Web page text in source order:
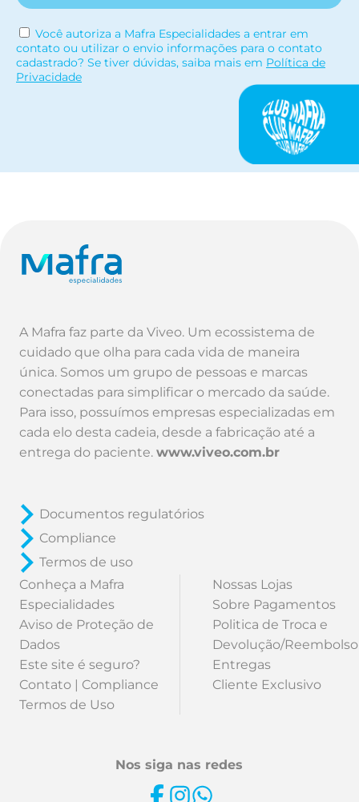
Você autoriza a Mafra Especialidades a entrar em
contato ou utilizar o envio informações para o contato
cadastrado? Se tiver dúvidas, saiba mais em Política de
Privacidade
A Mafra faz parte da Viveo. Um ecossistema de
cuidado que olha para cada vida de maneira
única. Somos um grupo de pessoas e marcas
conectadas para simplificar o mercado da saúde.
Para isso, possuímos empresas especializadas em
cada elo desta cadeia, desde a fabricação até a
entrega do paciente.www.viveo.com.br
Documentos regulatórios
Compliance
Termos de uso
Conheça a Mafra
Especialidades
Aviso de Proteção de
Dados
Este site é seguro?
Contato | Compliance
Termos de Uso
Nossas Lojas
Sobre Pagamentos
Politica de Troca e
Devolução/Reembolso
Entregas
Cliente Exclusivo
Nos siga nas redes